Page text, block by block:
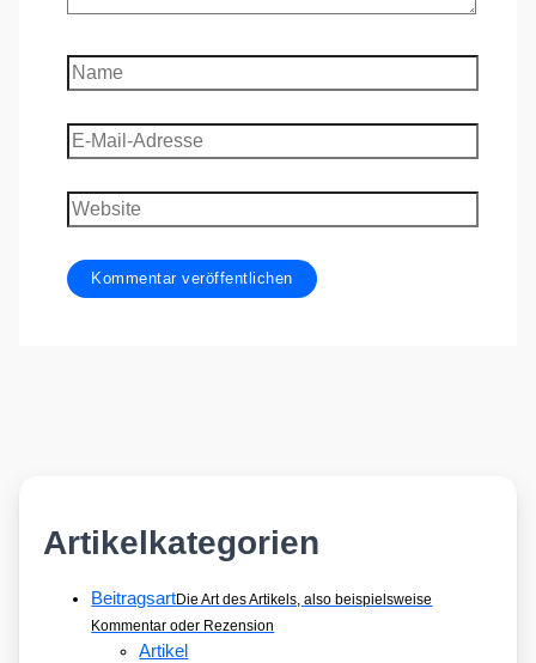
Name
E-
Mail-
Adresse
Website
Artikelkategorien
BeitragsartDie Art des Artikels, also beispielsweise
Kommentar oder Rezension
Artikel